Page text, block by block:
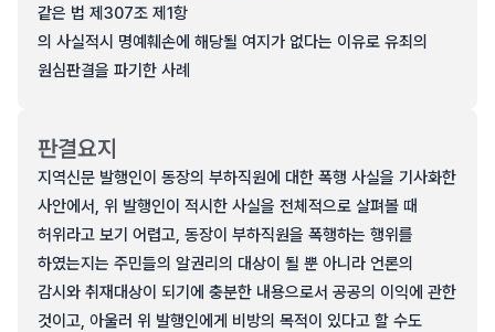
같은 법 제307조 제1항
의 사실적시 명예훼손에 해당될 여지가 없다는 이유로 유죄의
원심판결을 파기한 사례
판결요지
지역신문 발행인이 동장의 부하직원에 대한 폭행 사실을 기사화한
사안에서, 위 발행인이 적시한 사실을 전체적으로 살펴볼 때
허위라고 보기 어렵고, 동장이 부하직원을 폭행하는 행위를
하였는지는 주민들의 알권리의 대상이 될 뿐 아니라 언론의
감시와 취재대상이 되기에 충분한 내용으로서 공공의 이익에 관한
것이고, 아울러 위 발행인에게 비방의 목적이 있다고 할 수도